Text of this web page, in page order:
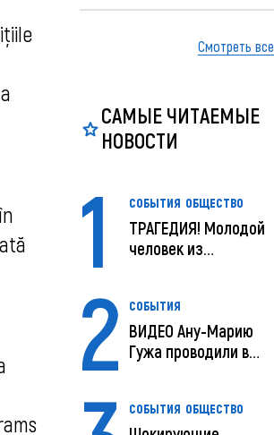
реформир...Смотреть все
САМЫЕ ЧИТАЕМЫЕ
НОВОСТИ
1 СОБЫТИЯ ОБЩЕСТВО
ТРАГЕДИЯ! Молодой
человек из
2 СОБЫТИЯ
ВИДЕО Ану-Марию
Гужа проводили в
СОБЫТИЯ ОБЩЕСТВО